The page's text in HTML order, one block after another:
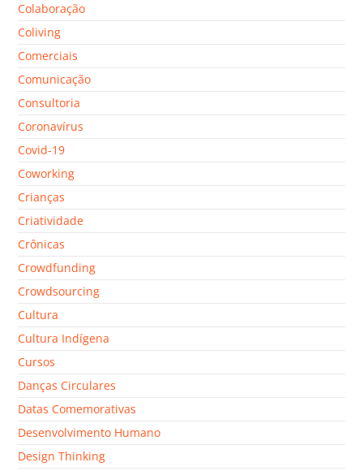
Colaboração
Coliving
Comerciais
Comunicação
Consultoria
Coronavírus
Covid-19
Coworking
Crianças
Criatividade
Crônicas
Crowdfunding
Crowdsourcing
Cultura
Cultura Indígena
Cursos
Danças Circulares
Datas Comemorativas
Desenvolvimento Humano
Design Thinking